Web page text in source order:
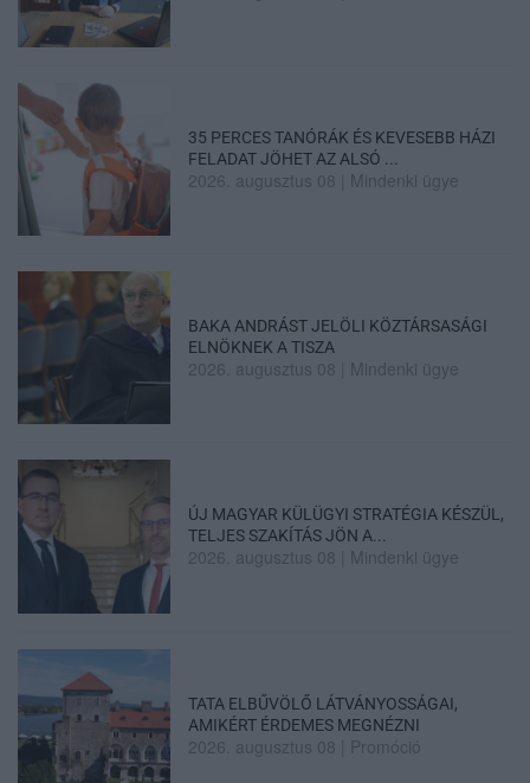
35 PERCES TANÓRÁK ÉS KEVESEBB HÁZI
FELADAT JÖHET AZ ALSÓ ...
2026. augusztus 08 Mindenki ügye
BAKA ANDRÁST JELÖLI KÖZTÁRSASÁGI
ELNÖKNEK A TISZA
2026. augusztus 08 Mindenki ügye
ÚJ MAGYAR KÜLÜGYI STRATÉGIA KÉSZÜL,
TELJES SZAKÍTÁS JÖN A...
2026. augusztus 08 Mindenki ügye
TATA ELBŰVÖLŐ LÁTVÁNYOSSÁGAI,
AMIKÉRT ÉRDEMES MEGNÉZNI
2026. augusztus 08 Promóció